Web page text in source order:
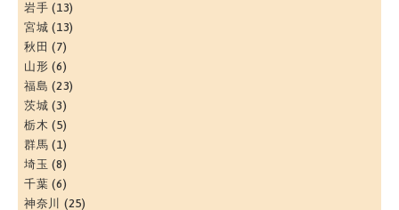
岩手 (13)
宮城 (13)
秋田 (7)
山形 (6)
福島 (23)
茨城 (3)
栃木 (5)
群馬 (1)
埼玉 (8)
千葉 (6)
神奈川
(25)